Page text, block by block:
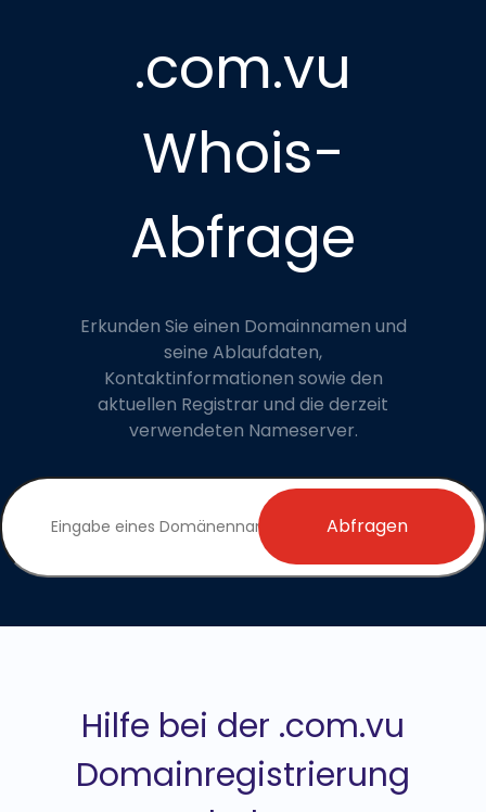
.com.vu
Whois-
Abfrage
Erkunden Sie einen Domainnamen und
seine Ablaufdaten,
Kontaktinformationen sowie den
aktuellen Registrar und die derzeit
verwendeten Nameserver.
Abfragen
Hilfe bei der .com.vu
Domainregistrierung